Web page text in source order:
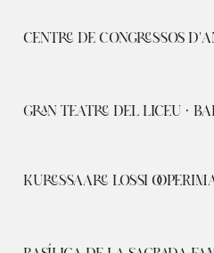
CENTRE DE CONGRESSOS
GRAN TEATRE DEL LICEU ·
KURESSAARE LOSSI